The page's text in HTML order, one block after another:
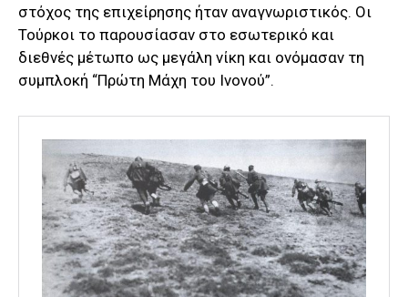
στόχος της επιχείρησης ήταν αναγνωριστικός. Οι
Τούρκοι το παρουσίασαν στο εσωτερικό και
διεθνές μέτωπο ως μεγάλη νίκη και ονόμασαν τη
συμπλοκή “Πρώτη Μάχη του Ινονού”.